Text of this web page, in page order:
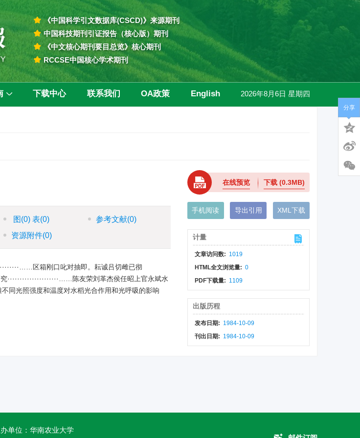
《中国科学引文数据库(CSCD)》来源期刊
中国科技期刊引证报告（核心版）期刊
《中文核心期刊要目总览》核心期刊
RCCSE中国核心学术期刊
下载中心 联系我们 OA政策 English 2026年8月6日 星期四
图 (0)表(0) 参考文献(0)
资源附件(0)
区箱刚口叱对抽即。耘诚吕切雌已彻
陈友荣刘革杰侯任昭上官永斌水
不同光照强度和温度对水稻光合作用和光呼吸的影响
在线预览 下载 (0.3MB)
手机阅读 导出引用 XML下载
计量
文章访问数: 1019
HTML全文浏览量: 0
PDF下载量: 1109
出版历程
发布日期: 1984-10-09
刊出日期: 1984-10-09
分享
单位：华南农业大学